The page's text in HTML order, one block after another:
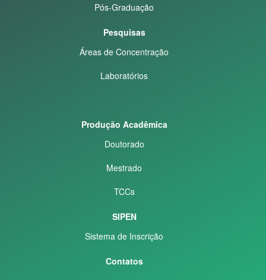
Pós-Graduação
Pesquisas
Áreas de Concentração
Laboratórios
Produção Acadêmica
Doutorado
Mestrado
TCCs
SIPEN
Sistema de Inscrição
Contatos